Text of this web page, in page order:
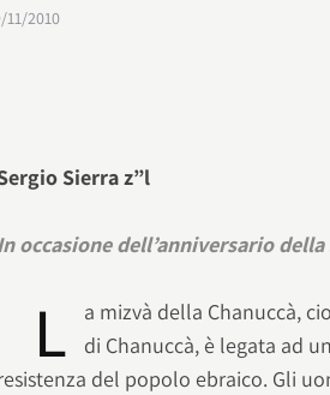
11/2010
Sierra z”l
occasione dell’anniversario
L
a mizvà della Chanuccà,
di Chanuccà, è legata ad
del popolo ebraico. Gli